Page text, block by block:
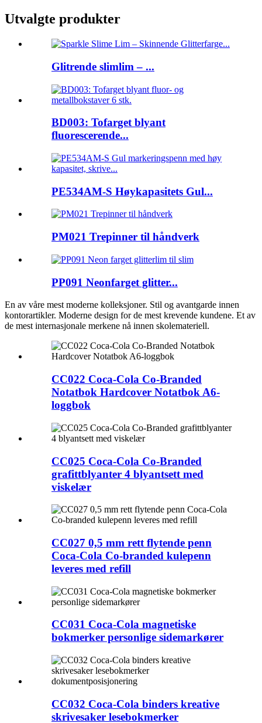
Utvalgte produkter
Glitrende slimlim – ...
BD003: Tofarget blyant
fluorescerende...
PE534AM-S Høykapasitets Gul...
PM021 Trepinner til håndverk
PP091 Neonfarget glitter...
En av våre mest moderne kolleksjoner. Stil og avantgarde innen
kontorartikler. Moderne design for de mest krevende kundene. Et av
de mest internasjonale merkene nå innen skolemateriell.
CC022 Coca-Cola Co-Branded
Notatbok Hardcover Notatbok A6-
loggbok
CC025 Coca-Cola Co-Branded
grafittblyanter 4 blyantsett med
viskelær
CC027 0,5 mm rett flytende penn
Coca-Cola Co-branded kulepenn
leveres med refill
CC031 Coca-Cola magnetiske
bokmerker personlige sidemarkører
CC032 Coca-Cola binders kreative
skrivesaker lesebokmerker